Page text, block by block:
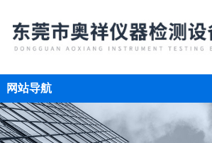
网站导航